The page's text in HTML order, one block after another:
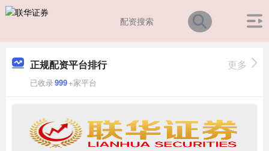
正规配资平台排行
已收录999+家平台
更多